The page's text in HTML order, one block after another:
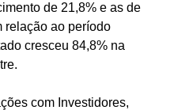
de 21,8% e as de
relação ao período
cresceu 84,8% na
com Investidores,